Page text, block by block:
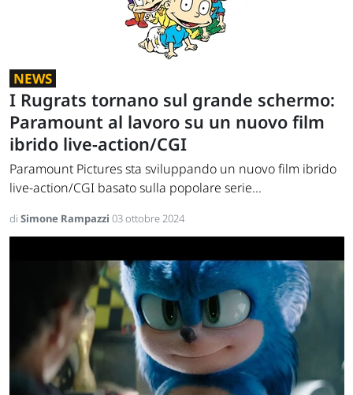
NEWS
I Rugrats tornano sul grande schermo:
Paramount al lavoro su un nuovo film
ibrido live-action/CGI
Paramount Pictures sta sviluppando un nuovo film ibrido
live-action/CGI basato sulla popolare serie...
di Simone Rampazzi 03 ottobre 2024